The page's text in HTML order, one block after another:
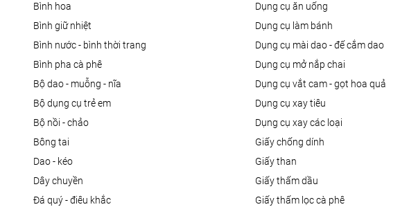
bình hoa
bình giữ nhiệt
bình nước - bình thời trang
bình pha cà phê
bộ dao - muỗng - nĩa
bộ dụng cụ trẻ em
bộ nồi - chảo
bông tai
dao - kéo
dây chuyền
đá quý - điêu khắc
dụng cụ ăn uống
dụng cụ làm bánh
dụng cụ mài dao - đế cắm dao
dụng cụ mở nắp chai
dụng cụ vắt cam - gọt hoa quả
dụng cụ xay tiêu
dụng cụ xay các loại
giấy chống dính
giấy than
giấy thấm dầu
giấy thấm lọc cà phê